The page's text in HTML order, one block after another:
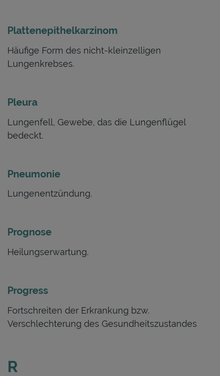
Plattenepithelkarzinom
Häufige Form des nicht-kleinzelligen
Lungenkrebses.
Pleura
Lungenfell, Gewebe, das die Lungenflügel
bedeckt.
Pneumonie
Lungenentzündung.
Prognose
Heilungserwartung.
Progress
Fortschreiten der Erkrankung bzw.
Verschlechterung des Gesundheitszustandes
R